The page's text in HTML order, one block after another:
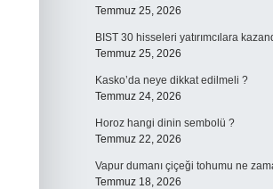
Temmuz 25, 2026
BIST 30 hisseleri yatırımcılara
Temmuz 25, 2026
Kasko’da neye dikkat edilmeli ?
Temmuz 24, 2026
Horoz hangi dinin sembolü ?
Temmuz 22, 2026
Vapur dumanı çiçeği tohumu ne
Temmuz 18, 2026